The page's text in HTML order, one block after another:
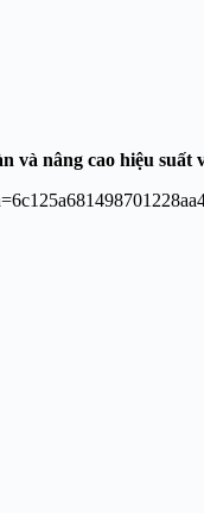
và nâng cao hiệu suất